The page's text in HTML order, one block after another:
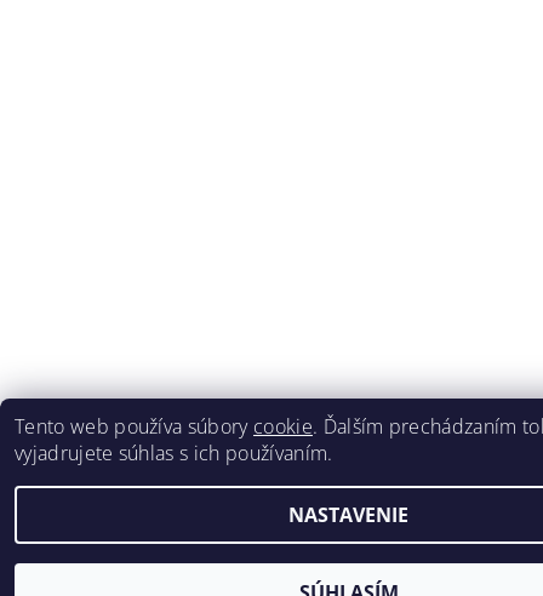
Tento web používa súbory cookie. Ďalším prechádzaním
vyjadrujete súhlas s ich používaním.
NASTAVENIE